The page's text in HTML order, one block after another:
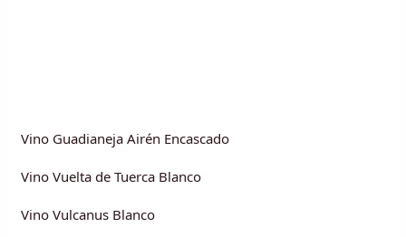
Vino Guadianeja Airén Encascado
Vino Vuelta de Tuerca Blanco
Vino Vulcanus Blanco